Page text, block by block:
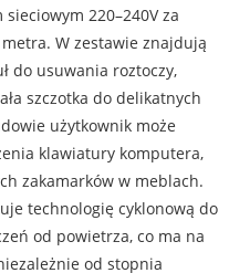
220–240V za
metra. W zestawie znajdują
do usuwania roztoczy,
szczotka do delikatnych
użytkownik może
klawiatury komputera,
zakamarków w meblach.
technologię cyklonową do
od powietrza, co ma na
od stopnia